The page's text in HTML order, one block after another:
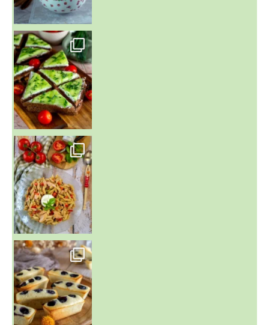
~ SALADE DE PÂTES AUX DEUX TOMATES THON ET BURRA
~ FINANCIERS MYRTILLES ET CITRON ~
Aujourd'hu